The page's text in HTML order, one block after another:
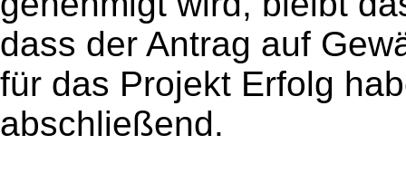
dass der Antrag auf
für das Projekt Erfolg
abschließend.